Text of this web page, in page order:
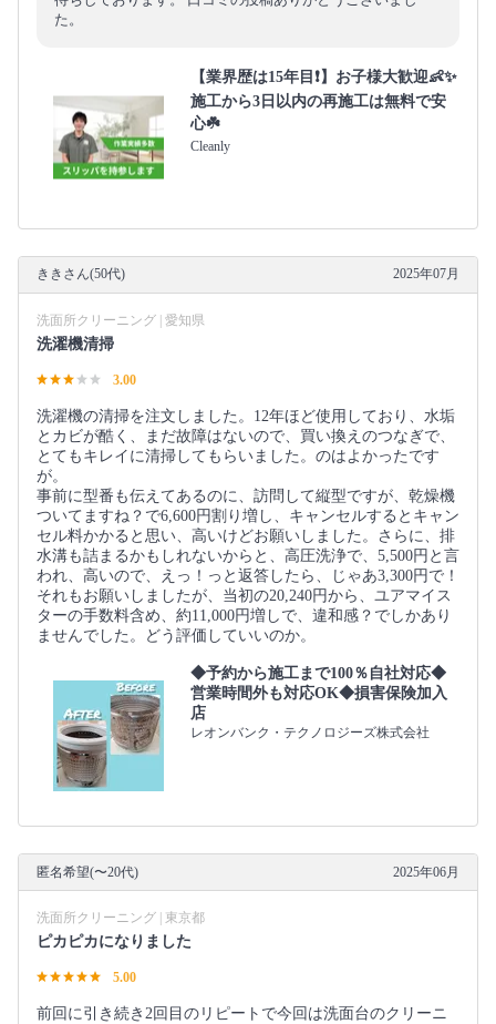
た。
【業界歴は15年目❗️】お子様大歓迎👶✨
施工から3日以内の再施工は無料で安
心☘️
Cleanly
ききさん(50代) 2025年07月
洗面所クリーニング | 愛知県
洗濯機清掃
3.00
洗濯機の清掃を注文しました。12年ほど使用しており、水垢
とカビが酷く、まだ故障はないので、買い換えのつなぎで、
とてもキレイに清掃してもらいました。のはよかったです
が。
事前に型番も伝えてあるのに、訪問して縦型ですが、乾燥機
ついてますね？で6,600円割り増し、キャンセルするとキャン
セル料かかると思い、高いけどお願いしました。さらに、排
水溝も詰まるかもしれないからと、高圧洗浄で、5,500円と言
われ、高いので、えっ！っと返答したら、じゃあ3,300円で！
それもお願いしましたが、当初の20,240円から、ユアマイス
ターの手数料含め、約11,000円増しで、違和感？でしかあり
ませんでした。どう評価していいのか。
◆予約から施工まで100％自社対応◆
営業時間外も対応OK◆損害保険加入
店
レオンバンク・テクノロジーズ株式会社
匿名希望(〜20代) 2025年06月
洗面所クリーニング | 東京都
ピカピカになりました
5.00
前回に引き続き2回目のリピートで今回は洗面台のクリーニ